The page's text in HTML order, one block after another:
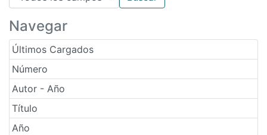
Navegar
Últimos Cargados
Número
Autor - Año
Título
Año